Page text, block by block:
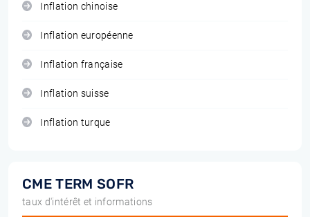
Inflation chinoise
Inflation européenne
Inflation française
Inflation suisse
Inflation turque
CME TERM SOFR
taux d'intérêt et informations